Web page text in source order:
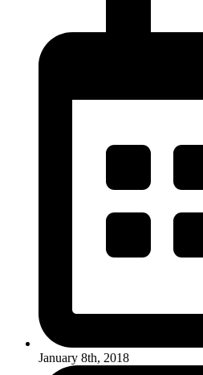
January 8th, 2018